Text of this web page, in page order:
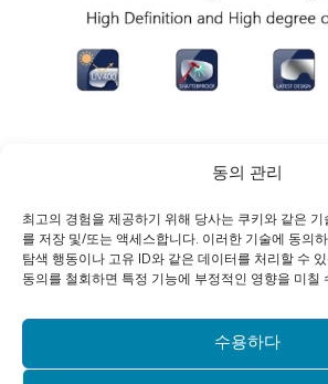
동의 관리
최고의 경험을 제공하기 위해 당사는 쿠키와 같은
를 저장 및/또는 액세스합니다. 이러한 기술에 동의
탐색 행동이나 고유 ID와 같은 데이터를 처리할 수
동의를 철회하면 특정 기능에 부정적인 영향을 미칠
수용하다